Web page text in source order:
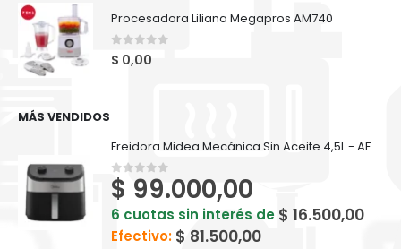
Procesadora Liliana Megapros AM740
0 out of 5
$ 0,00
MÁS VENDIDOS
Freidora Midea Mecánica Sin Aceite 4,5L - AF-MW45BAR1
0out of 5
$ 99.000,00
6 cuotas sin interés de $ 16.500,00
Efectivo: $ 81.500,00